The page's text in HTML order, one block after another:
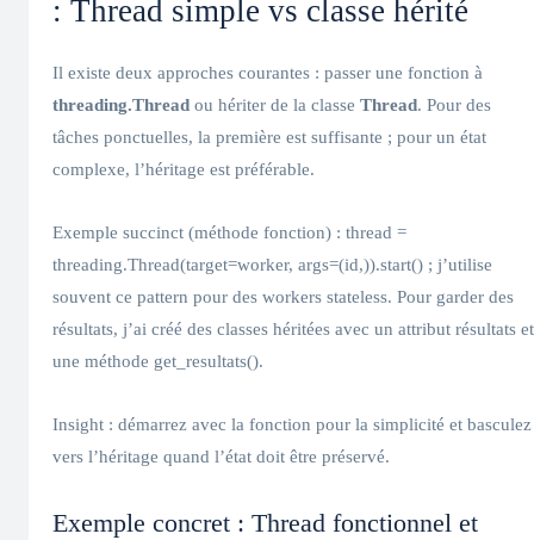
: Thread simple vs classe hérité
Il existe deux approches courantes : passer une fonction à
threading.Thread ou hériter de la classe Thread. Pour des
tâches ponctuelles, la première est suffisante ; pour un état
complexe, l’héritage est préférable.
Exemple succinct (méthode fonction) : thread =
threading.Thread(target=worker, args=(id,)).start() ; j’utilise
souvent ce pattern pour des workers stateless. Pour garder des
résultats, j’ai créé des classes héritées avec un attribut résultats et
une méthode get_resultats().
Insight : démarrez avec la fonction pour la simplicité et basculez
vers l’héritage quand l’état doit être préservé.
Exemple concret : Thread fonctionnel et